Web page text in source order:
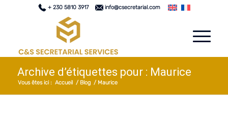
+ 230 5810 3917 info@csecretarial.com
Archive d’étiquettes pour : Maurice
Vous êtes ici : Accueil / Blog / Maurice